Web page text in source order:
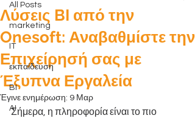
All Posts
marketing
IT
εκπαίδευση
BI
AI
Λύσεις BI από την
Onesoft: Αναβαθμίστε την
Επιχείρησή σας με
Έξυπνα Εργαλεία
Έγινε ενημέρωση: 9 Μαρ
Σήμερα, η πληροφορία είναι το πιο